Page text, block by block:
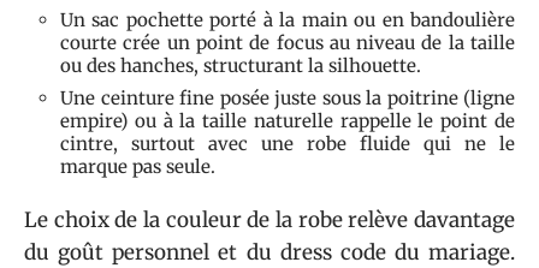
Un sac pochette porté à la main ou en bandoulière
courte crée un point de focus au niveau de la taille
ou des hanches, structurant la silhouette.
Une ceinture fine posée juste sous la poitrine (ligne
empire) ou à la taille naturelle rappelle le point de
cintre, surtout avec une robe fluide qui ne le
marque pas seule.
Le choix de la couleur de la robe relève davantage
du goût personnel et du dress code du mariage.